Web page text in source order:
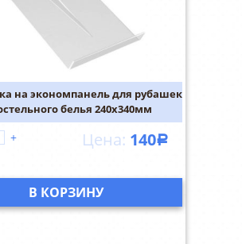
на экономпанель для рубашек
белья 240х340мм
140Р
+
В КОРЗИНУ